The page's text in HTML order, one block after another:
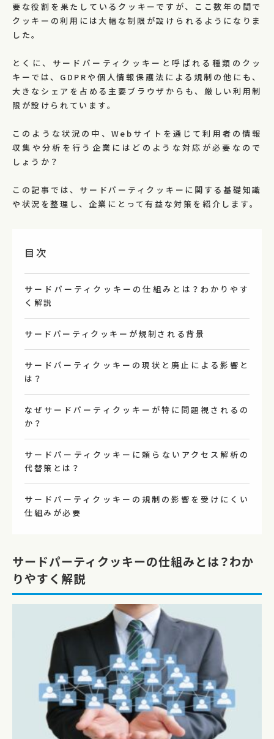
要な役割を果たしているクッキーですが、ここ数年の間で
クッキーの利用には大幅な制限が設けられるようになりま
した。
とくに、サードパーティクッキーと呼ばれる種類のクッ
キーでは、GDPRや個人情報保護法による規制の他にも、
大きなシェアを占める主要ブラウザからも、厳しい利用制
限が設けられています。
このような状況の中、Webサイトを通じて利用者の情報
収集や分析を行う企業にはどのような対応が必要なので
しょうか？
この記事では、サードパーティクッキーに関する基礎知識
や状況を整理し、企業にとって有益な対策を紹介します。
目次
サードパーティクッキーの仕組みとは？わかりやす
く解説
サードパーティクッキーが規制される背景
サードパーティクッキーの現状と廃止による影響と
は？
なぜサードパーティクッキーが特に問題視されるの
か？
サードパーティクッキーに頼らないアクセス解析の
代替策とは？
サードパーティクッキーの規制の影響を受けにくい
仕組みが必要
サードパーティクッキーの仕組みとは？わか
りやすく解説